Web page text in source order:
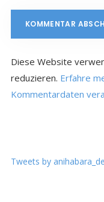
Diese Website
reduzieren. Erfahre
Kommentardaten
Tweets by anihabara_de